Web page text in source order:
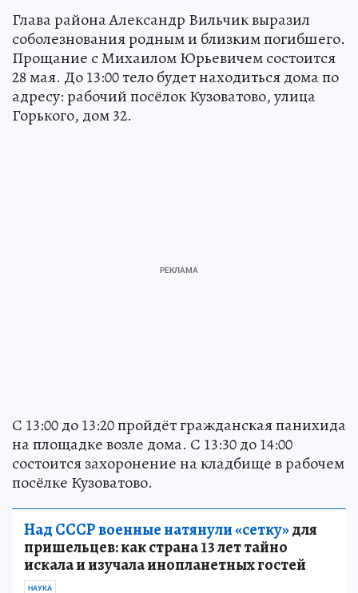
Глава района Александр Вильчик выразил
соболезнования родным и близким погибшего.
Прощание с Михаилом Юрьевичем состоится
28 мая. До 13:00 тело будет находиться дома по
адресу: рабочий посёлок Кузоватово, улица
Горького, дом 32.
С 13:00 до 13:20 пройдёт гражданская панихида
на площадке возле дома. С 13:30 до 14:00
состоится захоронение на кладбище в рабочем
посёлке Кузоватово.
Над СССР военные натянули «сетку»для
пришельцев: как страна 13 лет тайно
искала и изучала инопланетных гостей
НАУКА